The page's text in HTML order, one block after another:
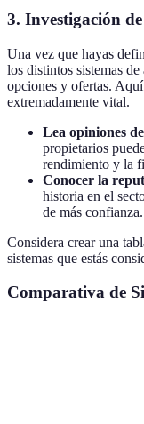
3. Investigación
Una vez que hayas
los distintos sistemas
opciones y ofertas.
extremadamente vital.
Lea opiniones
propietarios
rendimiento y la
Conocer la
historia en el
de más confianza.
Considera crear una
sistemas que estás
Comparativa de